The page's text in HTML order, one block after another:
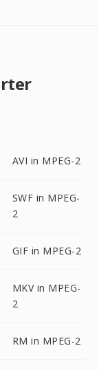
AVI in MPEG-2
SWF in MPEG-
2
GIF in MPEG-2
MKV in MPEG-
2
RM in MPEG-2